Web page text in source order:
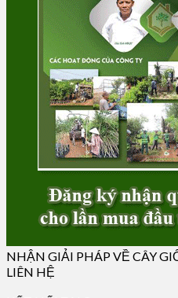
NHẬN GIẢI PHÁP VỀ CÂY
LIÊN HỆ